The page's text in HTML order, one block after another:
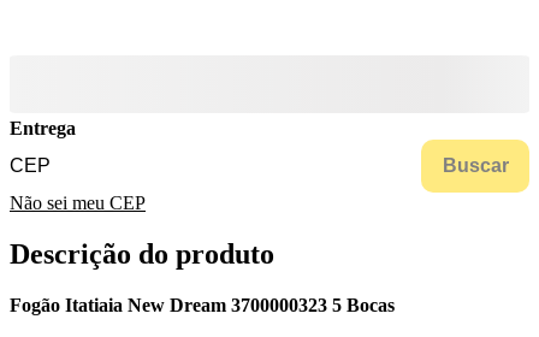
Entrega
Buscar
Não sei meu CEP
Descrição do produto
Fogão Itatiaia New Dream 3700000323 5 Bocas